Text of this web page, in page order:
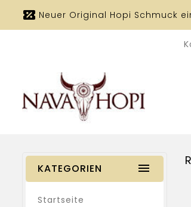
Neuer Original Hopi Schmuck
KATEGORIEN
Startseite